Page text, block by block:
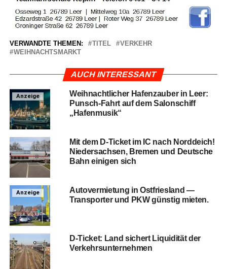
VERWANDTE THEMEN: TITEL
VERKEHR
WEIHNACHTSMARKT
AUCH INTERESSANT
Anzeige
Weih­nacht­li­cher Hafen­zau­ber in Leer:
Punsch-Fahrt auf dem Salon­schiff
„Hafen­mu­sik“
Mit dem D‑Ticket im IC nach Nord­deich!
Nie­der­sach­sen, Bre­men und Deut­sche
Bahn eini­gen sich
Anzeige
Auto­ver­mie­tung in Ost­fries­land —
Trans­por­ter und PKW güns­tig mieten.
D‑Ticket: Land sichert Liqui­di­tät der
Verkehrsunternehmen